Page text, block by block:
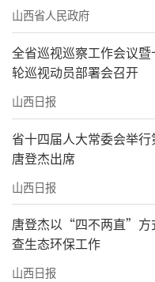
山西省人民政府
全省巡视巡察工作会议
轮巡视动员部署会召开
山西日报
省十四届人大常委会举
唐登杰出席
山西日报
唐登杰以“四不两直”方
查生态环保工作
山西日报